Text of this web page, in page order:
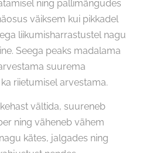
ning pallimängudes
väiksem kui pikkadel
liikumisharrastustel nagu
Seega peaks madalama
suurema
riietumisel arvestama.
vältida, suureneb
ning väheneb vähem
kätes, jalgades ning